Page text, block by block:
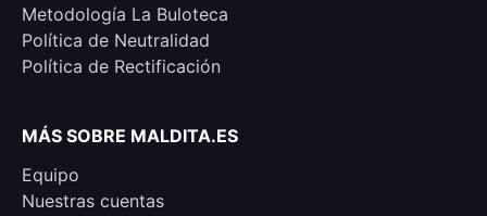
Metodología La Buloteca
Política de Neutralidad
Política de Rectificación
MÁS SOBRE MALDITA.ES
Equipo
Nuestras cuentas